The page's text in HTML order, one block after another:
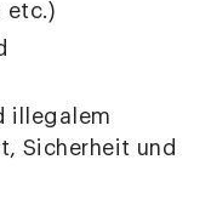
etc.)
illegalem
Sicherheit und